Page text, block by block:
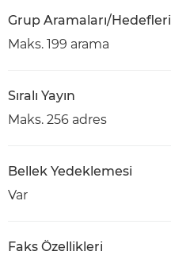
Grup Aramaları/Hedefleri
Maks. 199 arama
Sıralı Yayın
Maks. 256 adres
Bellek Yedeklemesi
Var
Faks Özellikleri